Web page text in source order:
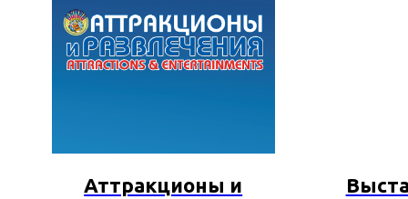
Аттракционы и